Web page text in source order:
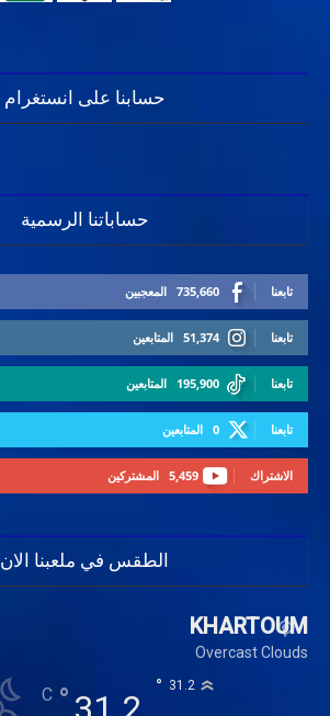
حسابنا على انستغرام
حساباتنا الرسمية
735,660 المعجبين تابعنا
51,374 المتابعين تابعنا
195,900 المتابعين تابعنا
0 المتابعين تابعنا
5,459 المشتركين الاشتراك
الطقس في ملعبنا الان
KHARTOUM
Overcast Clouds
°
C 31.2
°